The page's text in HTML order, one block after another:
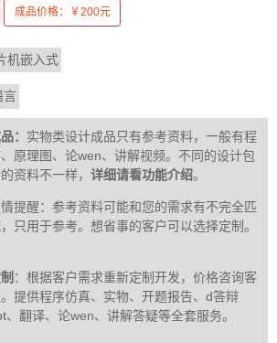
成品价格：￥200元
机嵌入式
言
： 实物类设计成品只有参考资料，一般有程
原理图、论wen、讲解视频。不同的设计包
资料不一样，详细请看功能介绍。
提醒：参考资料可能和您的需求有不完全匹
只用于参考。想省事的客户可以选择定制。
：根据客户需求重新定制开发，价格咨询客
提供程序仿真、实物、开题报告、d答辩
、翻译、论wen、讲解答疑等全套服务。